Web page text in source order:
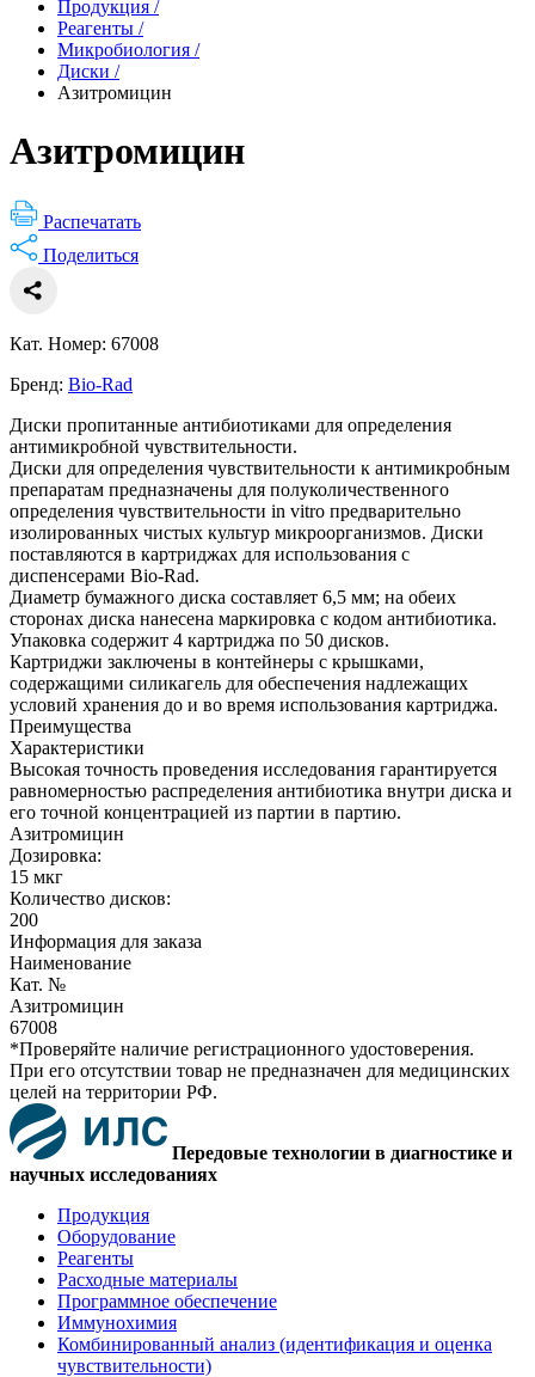
Продукция /
Реагенты /
Микробиология /
Диски /
Азитромицин
Азитромицин
Распечатать
Поделиться
Кат. Номер: 67008
Бренд: Bio-Rad
Диски пропитанные антибиотиками для определения
антимикробной чувствительности.
Диски для определения чувствительности к антимикробным
препаратам предназначены для полуколичественного
определения чувствительности in vitro предварительно
изолированных чистых культур микроорганизмов. Диски
поставляются в картриджах для использования с
диспенсерами Bio-Rad.
Диаметр бумажного диска составляет 6,5 мм; на обеих
сторонах диска нанесена маркировка с кодом антибиотика.
Упаковка содержит 4 картриджа по 50 дисков.
Картриджи заключены в контейнеры с крышками,
содержащими силикагель для обеспечения надлежащих
условий хранения до и во время использования картриджа.
Преимущества
Характеристики
Высокая точность проведения исследования гарантируется
равномерностью распределения антибиотика внутри диска и
его точной концентрацией из партии в партию.
Азитромицин
Дозировка:
15 мкг
Количество дисков:
200
Информация для заказа
Наименование
Кат. №
Азитромицин
67008
*Проверяйте наличие регистрационного удостоверения.
При его отсутствии товар не предназначен для медицинских
целей на территории РФ.
Передовые технологии в диагностике и
научных исследованиях
Продукция
Оборудование
Реагенты
Расходные материалы
Программное обеспечение
Иммунохимия
Комбинированный анализ (идентификация и оценка
чувствительности)